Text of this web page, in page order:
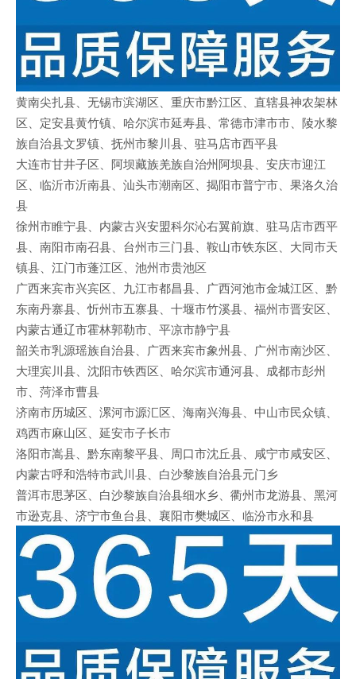
黄南尖扎县、无锡市滨湖区、重庆市黔江区、直辖县神农架林
区、定安县黄竹镇、哈尔滨市延寿县、常德市津市市、陵水黎
族自治县文罗镇、抚州市黎川县、驻马店市西平县
大连市甘井子区、阿坝藏族羌族自治州阿坝县、安庆市迎江
区、临沂市沂南县、汕头市潮南区、揭阳市普宁市、果洛久治
县
徐州市睢宁县、内蒙古兴安盟科尔沁右翼前旗、驻马店市西平
县、南阳市南召县、台州市三门县、鞍山市铁东区、大同市天
镇县、江门市蓬江区、池州市贵池区
广西来宾市兴宾区、九江市都昌县、广西河池市金城江区、黔
东南丹寨县、忻州市五寨县、十堰市竹溪县、福州市晋安区、
内蒙古通辽市霍林郭勒市、平凉市静宁县
韶关市乳源瑶族自治县、广西来宾市象州县、广州市南沙区、
大理宾川县、沈阳市铁西区、哈尔滨市通河县、成都市彭州
市、菏泽市曹县
济南市历城区、漯河市源汇区、海南兴海县、中山市民众镇、
鸡西市麻山区、延安市子长市
洛阳市嵩县、黔东南黎平县、周口市沈丘县、咸宁市咸安区、
内蒙古呼和浩特市武川县、白沙黎族自治县元门乡
普洱市思茅区、白沙黎族自治县细水乡、衢州市龙游县、黑河
市逊克县、济宁市鱼台县、襄阳市樊城区、临汾市永和县